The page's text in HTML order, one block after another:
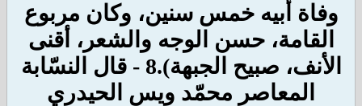
وفاة أبيه خمس سنين، وكان مربوع
القامة، حسن الوجه والشعر، أقنى
الأنف، صبيح الجبهة).8 - قال النسّابة
المعاصر محمّد ويس الحيدري